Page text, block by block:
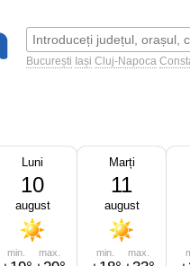
București Iași Cluj-Napoca
Luni
10
august
min. max.
Marți
11
august
min. max.